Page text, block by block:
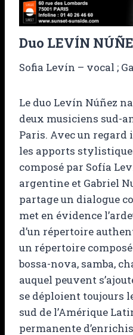
Duo LEVÍN
Sofia Levín – vocal ;
Le duo Levín Núñez
deux musiciens sud-
Paris. Avec un
les apports
composé par Sofía
argentine et Gabriel
partage un dialogue
met en évidence
d’un répertoire
un répertoire
bossa-nova, samba,
auquel peuvent
se déploient toujours
sud de l’Amérique
permanente